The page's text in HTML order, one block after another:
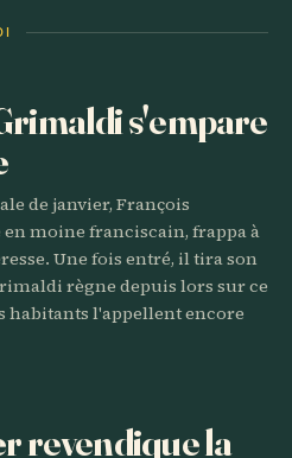
s'empare
de janvier, François
moine franciscain, frappa à
Une fois entré, il tira son
règne depuis lors sur ce
habitants l'appellent encore
revendique la